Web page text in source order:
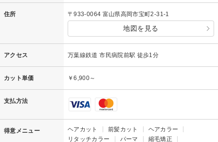
住所 〒933-0064 富山県高岡市宝町2-31-1
地図を見る
アクセス 万葉線鉄道 市民病院前駅 徒歩1分
カット単価 ￥6,900～
支払方法
得意メニュー ヘアカット 前髪カット
ヘアカラー
リタッチカラー
パーマ
縮毛矯正